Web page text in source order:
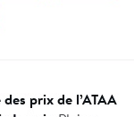
prix de l’ATAA